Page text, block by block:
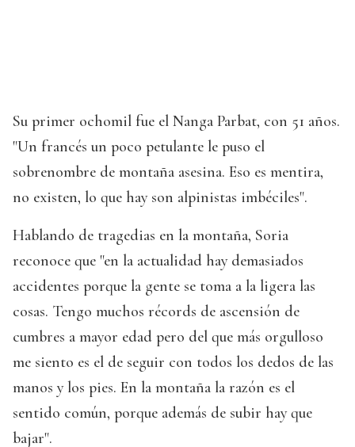
Su primer ochomil fue el Nanga Parbat, con 51 años.
"Un francés un poco petulante le puso el
sobrenombre de montaña asesina. Eso es mentira,
no existen, lo que hay son alpinistas imbéciles".
Hablando de tragedias en la montaña, Soria
reconoce que "en la actualidad hay demasiados
accidentes porque la gente se toma a la ligera las
cosas. Tengo muchos récords de ascensión de
cumbres a mayor edad pero del que más orgulloso
me siento es el de seguir con todos los dedos de las
manos y los pies. En la montaña la razón es el
sentido común, porque además de subir hay que
bajar".